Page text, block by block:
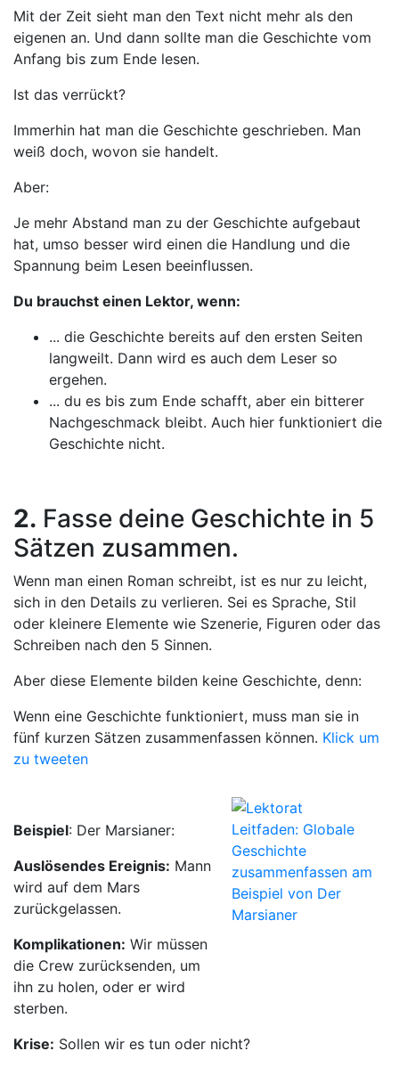
Mit der Zeit sieht man den Text nicht mehr als den
eigenen an. Und dann sollte man die Geschichte vom
Anfang bis zum Ende lesen.
Ist das verrückt?
Immerhin hat man die Geschichte geschrieben. Man
weiß doch, wovon sie handelt.
Aber:
Je mehr Abstand man zu der Geschichte aufgebaut
hat, umso besser wird einen die Handlung und die
Spannung beim Lesen beeinflussen.
Du brauchst einen Lektor, wenn:
... die Geschichte bereits auf den ersten Seiten
langweilt. Dann wird es auch dem Leser so
ergehen.
... du es bis zum Ende schafft, aber ein bitterer
Nachgeschmack bleibt. Auch hier funktioniert die
Geschichte nicht.
2. Fasse deine Geschichte in 5
Sätzen zusammen.
Wenn man einen Roman schreibt, ist es nur zu leicht,
sich in den Details zu verlieren. Sei es Sprache, Stil
oder kleinere Elemente wie Szenerie, Figuren oder das
Schreiben nach den 5 Sinnen.
Aber diese Elemente bilden keine Geschichte, denn:
Wenn eine Geschichte funktioniert, muss man sie in
fünf kurzen Sätzen zusammenfassen können. Klick um
zu tweeten
Beispiel: Der Marsianer:
Auslösendes Ereignis: Mann
wird auf dem Mars
zurückgelassen.
Komplikationen: Wir müssen
die Crew zurücksenden, um
ihn zu holen, oder er wird
sterben.
Krise: Sollen wir es tun oder nicht?